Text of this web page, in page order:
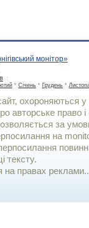
монітор»
:
* Січень * Грудень *
охороняються у
авторське право і
за
на
тексту.
на правах реклами..